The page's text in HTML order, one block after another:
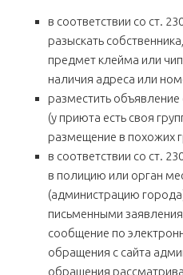
в соответствии со ст.
разыскать
предмет клейма или
наличия адреса или
разместить объявление
(у приюта есть своя
размещение в похожих
в соответствии со ст.
в полицию или орган
(администрацию
письменными
сообщение по
обращения с сайта
обращения